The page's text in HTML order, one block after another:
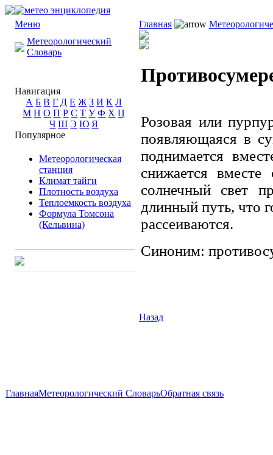
Меню
Метеорологический
Словарь
Навигация
А Б В Г Д Е Ж З И К Л
М Н О П Р С Т У Ф Х Ц
Ч Ш Э Ю Я
Популярное
Метеорологическая
станция
Климат тайги
Плотность воздуха
Теплоемкость воздуха
Формула Томсона
(Кельвина)
Главная
Розовая или
появляющаяся в
поднимается
снижается
солнечный свет
длинный путь, что
рассеиваются.
Синоним:
Назад
ГлавнаяМетеорологический СловарьОбратная связь